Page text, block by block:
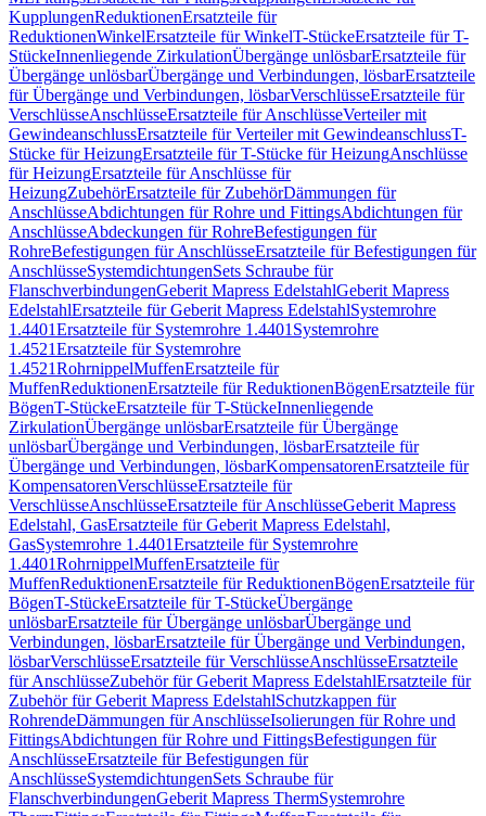
KupplungenReduktionenErsatzteile für
ReduktionenWinkelErsatzteile für WinkelT-StückeErsatzteile für T-
StückeInnenliegende ZirkulationÜbergänge unlösbarErsatzteile für
Übergänge unlösbarÜbergänge und Verbindungen, lösbarErsatzteile
für Übergänge und Verbindungen, lösbarVerschlüsseErsatzteile für
VerschlüsseAnschlüsseErsatzteile für AnschlüsseVerteiler mit
GewindeanschlussErsatzteile für Verteiler mit GewindeanschlussT-
Stücke für HeizungErsatzteile für T-Stücke für HeizungAnschlüsse
für HeizungErsatzteile für Anschlüsse für
HeizungZubehörErsatzteile für ZubehörDämmungen für
AnschlüsseAbdichtungen für Rohre und FittingsAbdichtungen für
AnschlüsseAbdeckungen für RohreBefestigungen für
RohreBefestigungen für AnschlüsseErsatzteile für Befestigungen für
AnschlüsseSystemdichtungenSets Schraube für
FlanschverbindungenGeberit Mapress EdelstahlGeberit Mapress
EdelstahlErsatzteile für Geberit Mapress EdelstahlSystemrohre
1.4401Ersatzteile für Systemrohre 1.4401 Systemrohre
1.4521Ersatzteile für Systemrohre
1.4521RohrnippelMuffenErsatzteile für
MuffenReduktionenErsatzteile für ReduktionenBögenErsatzteile für
BögenT-StückeErsatzteile für T-StückeInnenliegende
ZirkulationÜbergänge unlösbarErsatzteile für Übergänge
unlösbarÜbergänge und Verbindungen, lösbarErsatzteile für
Übergänge und Verbindungen, lösbarKompensatorenErsatzteile für
KompensatorenVerschlüsseErsatzteile für
VerschlüsseAnschlüsseErsatzteile für AnschlüsseGeberit Mapress
Edelstahl, GasErsatzteile für Geberit Mapress Edelstahl,
GasSystemrohre 1.4401Ersatzteile für Systemrohre
1.4401RohrnippelMuffenErsatzteile für
MuffenReduktionenErsatzteile für ReduktionenBögenErsatzteile für
BögenT-StückeErsatzteile für T-StückeÜbergänge
unlösbarErsatzteile für Übergänge unlösbarÜbergänge und
Verbindungen, lösbarErsatzteile für Übergänge und Verbindungen,
lösbarVerschlüsseErsatzteile für VerschlüsseAnschlüsseErsatzteile
für AnschlüsseZubehör für Geberit Mapress EdelstahlErsatzteile für
Zubehör für Geberit Mapress EdelstahlSchutzkappen für
RohrendeDämmungen für AnschlüsseIsolierungen für Rohre und
FittingsAbdichtungen für Rohre und FittingsBefestigungen für
AnschlüsseErsatzteile für Befestigungen für
AnschlüsseSystemdichtungenSets Schraube für
FlanschverbindungenGeberit Mapress ThermSystemrohre